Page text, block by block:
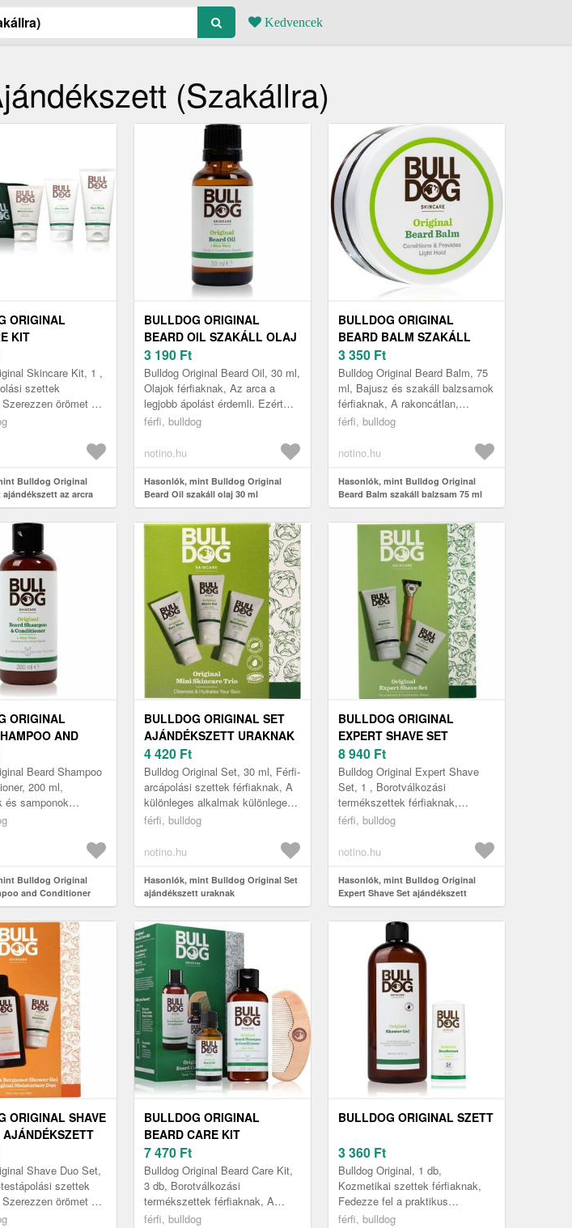
Kedvencek
(szakállra)
ORIGINAL
KIT
AZ ARCRA
Skincare Kit, 1 ,
szettek
örömet a
ápoló
Bulldog Original
ajándékszett az arcra
BULLDOG ORIGINAL
BEARD OIL SZAKÁLL OLAJ
30 ML
3 190 Ft
Bulldog Original Beard Oil, 30 ml,
Olajok férfiaknak, Az arca a
legjobb ápolást érdemli. Ezért
szerezze be a Bulldog Original
férfi, bulldog
notino.hu
Hasonlók, mint Bulldog Original
Beard Oil szakáll olaj 30 ml
BULLDOG ORIGINAL
BEARD BALM SZAKÁLL
BALZSAM 75 ML
3 350 Ft
Bulldog Original Beard Balm, 75
ml, Bajusz és szakáll balzsamok
férfiaknak, A rakoncátlan,
minden irányba növő szakáll nem
férfi, bulldog
notino.hu
Hasonlók, mint Bulldog Original
Beard Balm szakáll balzsam 75 ml
ORIGINAL
AND
SAMPON ÉS
200 ML
Beard Shampoo
200 ml,
és samponok
hajához hasonlóan
Bulldog Original
and Conditioner
szakállra
BULLDOG ORIGINAL SET
AJÁNDÉKSZETT URAKNAK
4 420 Ft
Bulldog Original Set, 30 ml, Férfi-
arcápolási szettek férfiaknak, A
különleges alkalmak különleges
ajándékokat kívánnak, akár
férfi, bulldog
notino.hu
Hasonlók, mint Bulldog Original Set
ajándékszett uraknak
BULLDOG ORIGINAL
EXPERT SHAVE SET
AJÁNDÉKSZETT
BOROTVÁLKOZÁSHOZ
8 940 Ft
Bulldog Original Expert Shave
Set, 1 , Borotválkozási
termékszettek férfiaknak,
Szerezzen örömet a nagyszerű
Set kozm...
férfi, bulldog
notino.hu
Hasonlók, mint Bulldog Original
Expert Shave Set ajándékszett
borotválkozáshoz
ORIGINAL SHAVE
AJÁNDÉKSZETT
ARCRA
Shave Duo Set,
szettek
örömet a
ápoló
BULLDOG ORIGINAL
BEARD CARE KIT
AJÁNDÉKSZETT URAKNAK
PEACH WOOD 10, 4 CM
7 470 Ft
Bulldog Original Beard Care Kit,
3 db, Borotválkozási
termékszettek férfiaknak, A
különleges alkalmak különleges
férfi, bulldog
BULLDOG ORIGINAL SZETT
3 360 Ft
Bulldog Original, 1 db,
Kozmetikai szettek férfiaknak,
Fedezze fel a praktikus
termékcsomagot, amely
férfi, bulldog